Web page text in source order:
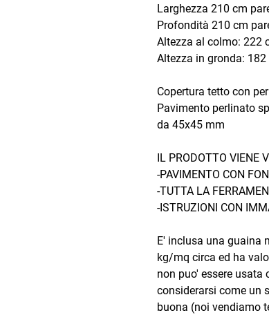
Larghezza 210 cm
Profondità 210 cm
Altezza al colmo: 222
Altezza in gronda: 182
Copertura tetto con
Pavimento perlinato
da 45x45 mm
IL PRODOTTO VIENE
-PAVIMENTO CON
-TUTTA LA
-ISTRUZIONI CON
E' inclusa una guaina
kg/mq circa ed ha
non puo' essere usata
considerarsi come un
buona (noi vendiamo